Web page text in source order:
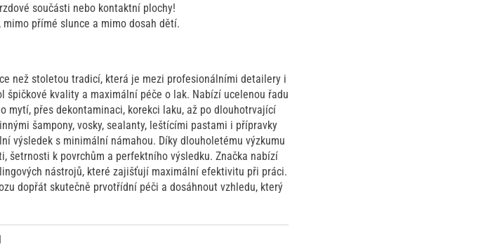
součásti nebo kontaktní plochy!
přímé slunce a mimo dosah dětí.
než stoletou tradicí, která je mezi profesionálními detailery i
kvality a maximální péče o lak. Nabízí ucelenou řadu
mytí, přes dekontaminaci, korekci laku, až po dlouhotrvající
šampony, vosky, sealanty, leštícími pastami i přípravky
výsledek s minimální námahou. Díky dlouholetému výzkumu
šetrnosti k povrchům a perfektního výsledku. Značka nabízí
nástrojů, které zajišťují maximální efektivitu při práci.
dopřát skutečně prvotřídní péči a dosáhnout vzhledu, který